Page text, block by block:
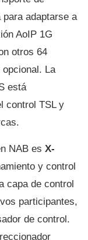
para adaptarse a
AoIP 1G
otros 64
La
está
control TSL y
NAB es X-
y control
capa de control
participantes,
de control.